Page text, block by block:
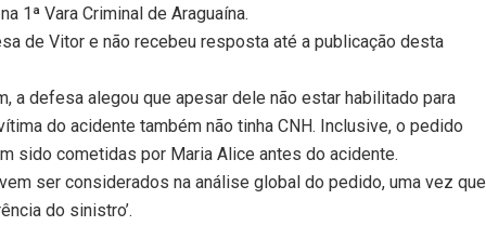
1ª Vara Criminal de Araguaína.
de Vitor e não recebeu resposta até a publicação desta
a defesa alegou que apesar dele não estar habilitado para
do acidente também não tinha CNH. Inclusive, o pedido
sido cometidas por Maria Alice antes do acidente.
ser considerados na análise global do pedido, uma vez que
do sinistro’.